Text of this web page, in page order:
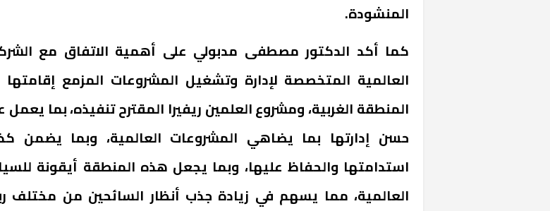
المنشودة.
كما أكد الدكتور مصطفى مدبولي على أهمية الاتفاق مع
العالمية المتخصصة لإدارة وتشغيل المشروعات المزمع
المنطقة الغربية، ومشروع العلمين ريفيرا المقترح تنفيذه، بما يعمل
حسن إدارتها بما يضاهي المشروعات العالمية، وبما يضمن
استدامتها والحفاظ عليها، وبما يجعل هذه المنطقة أيقونة
العالمية، مما يسهم في زيادة جذب أنظار السائحين من مختلف